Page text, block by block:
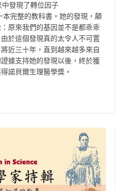
中發現了轉位因子
本完整的教科書。她的發現，顛
原來我們的基因並不是都乖乖
於這個發現真的太令人不可置
近三十年，直到越來越多來自
據支持她的發現以後，終於獲
諾貝爾生理醫學獎。